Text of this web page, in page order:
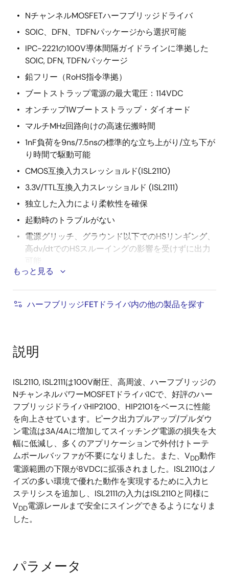
NチャンネルMOSFETハーフブリッジドライバ
SOIC、DFN、TDFNパッケージから選択可能
IPC-2221の100V導体間隔ガイドラインに準拠した
SOIC, DFN, TDFNパッケージ
鉛フリー（RoHS指令準拠）
ブートストラップ電源の最大電圧：114VDC
オンチップ1Wブートストラップ・ダイオード
マルチMHz回路向けの高速伝搬時間
1nF負荷を9ns/7.5nsの標準的な立ち上がり/立ち下が
り時間で駆動可能
CMOS互換入力スレッショルド(ISL2110)
3.3V/TTL互換入力スレッショルド (ISL2111)
独立した入力により柔軟性を確保
起動時のトラブルがない
電源グリッチ、グラウンド以下でのHSリンギング、
高dv/dtでのHSスルーイングの影響を受けずに出力
可能
低消費電力
広い電源電圧範囲 (8V～14V)
電源電圧低下保護機能
もっと見る
ハーフブリッジFETドライバ内の他の製品を探す
説明
ISL2110, ISL2111は100V耐圧、高周波、ハーフブリッジの
NチャンネルパワーMOSFETドライバICで、好評のハー
フブリッジドライバHIP2100、HIP2101をベースに性能
を向上させています。ピーク出力プルアップ/プルダウ
ン電流は3A/4Aに増加してスイッチング電源の損失を大
幅に低減し、多くのアプリケーションで外付けトーテ
ムポールバッファが不要になりました。また、VDD動作
電源範囲の下限が8VDCに拡張されました。ISL2110はノ
イズの多い環境で優れた動作を実現するために入力ヒ
ステリシスを追加し、ISL2111の入力はISL2110と同様に
VDD電源レールまで安全にスイングできるようになりま
した。
パラメータ